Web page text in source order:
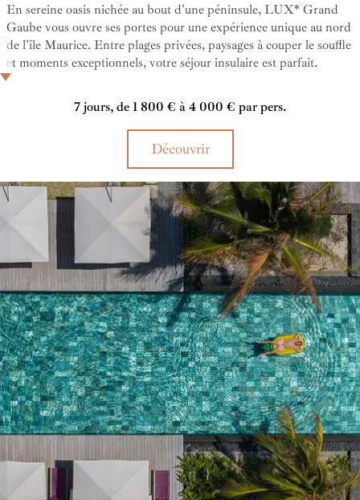
En sereine oasis nichée au bout d'une péninsule, LUX* Grand
Gaube vous ouvre ses portes pour une expérience unique au nord
de l'île Maurice. Entre plages privées, paysages à couper le souffle
et moments exceptionnels, votre séjour insulaire est parfait.
Entrez dans une parenthèse enchanteresse où calme et
émerveillement sont au rendez-vous.
7 jours, de 1 800 € à 4 000 € par pers.
Découvrir